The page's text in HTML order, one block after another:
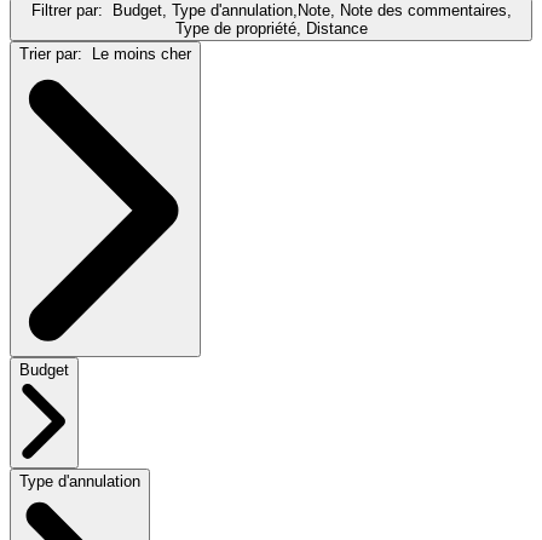
Filtrer par:
Budget, Type d'annulation,Note, Note des commentaires,
Type de propriété, Distance
Trier par:
Le moins cher
Budget
Type d'annulation